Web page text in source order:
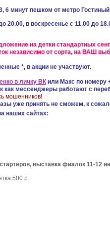
6 минут пешком от метро
20.00, в воскресенье с 11.00 до
на детки стандартных
независимо от сорта, на ВАШ
*, в акции не участвуют.
в личку ВК или Макс по номеру
как мессенджеры работают с
мошенников!
уже принять не сможем, к
наших сайтах:
выставка фиалок 11-12
500 р.